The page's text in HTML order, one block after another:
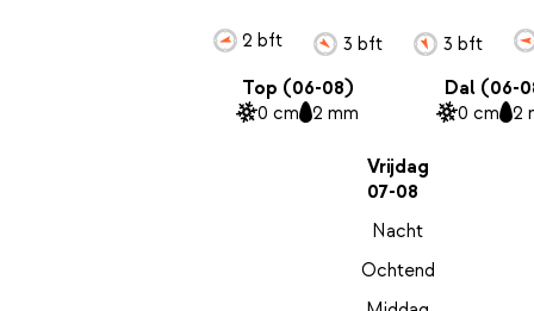
2 bft 3 bft 3 bft
Top (06-08)
0 cm 2 mm
Dal (06-
0 cm 2
Vrijdag
07-08
Nacht
Ochtend